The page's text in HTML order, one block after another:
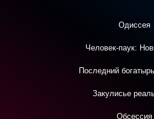
Одиссея
Человек-паук:
Последний
Закулисье
Обсессия